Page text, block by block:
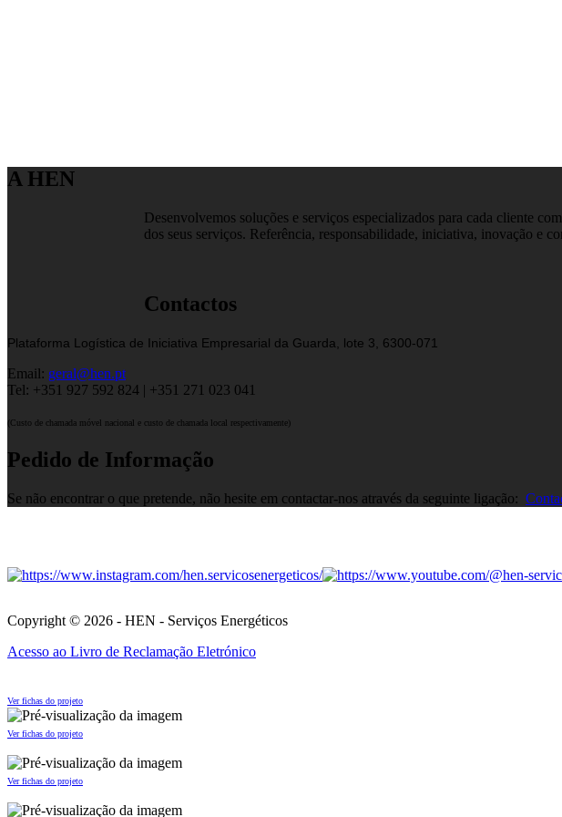
A HEN
Desenvolvemos soluções e serviços especializados para cada cliente
dos seus serviços. Referência, responsabilidade, iniciativa, inovação e
Contactos
Plataforma Logística de Iniciativa Empresarial da Guarda, lote 3, 6300-071
Email: geral@hen.pt
Tel: +351 927 592 824 | +351 271 023 041
(Custo de chamada móvel nacional e custo de chamada local respectivamente)
Pedido de Informação
Se não encontrar o que pretende, não hesite em contactar-nos através da seguinte ligação:
Copyright © 2026 - HEN - Serviços Energéticos
Acesso ao Livro de Reclamação Eletrónico
Ver fichas do projeto
Ver fichas do projeto
Ver fichas do projeto